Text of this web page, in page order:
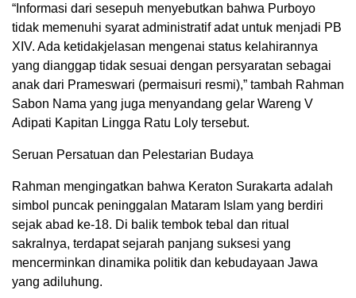
“Informasi dari sesepuh menyebutkan bahwa Purboyo
tidak memenuhi syarat administratif adat untuk menjadi PB
XIV. Ada ketidakjelasan mengenai status kelahirannya
yang dianggap tidak sesuai dengan persyaratan sebagai
anak dari Prameswari (permaisuri resmi),” tambah Rahman
Sabon Nama yang juga menyandang gelar Wareng V
Adipati Kapitan Lingga Ratu Loly tersebut.
Seruan Persatuan dan Pelestarian Budaya
Rahman mengingatkan bahwa Keraton Surakarta adalah
simbol puncak peninggalan Mataram Islam yang berdiri
sejak abad ke-18. Di balik tembok tebal dan ritual
sakralnya, terdapat sejarah panjang suksesi yang
mencerminkan dinamika politik dan kebudayaan Jawa
yang adiluhung.